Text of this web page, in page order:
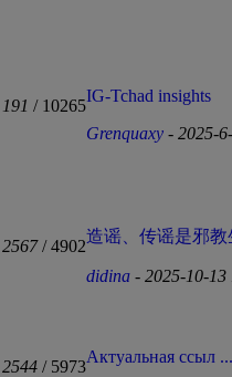
191 / 10265
IG-Tchad insights
Grenquaxy - 2025-
2567/ 4902
造谣、传谣是邪
didina - 2025-10-
2544 / 5973
Актуальная ссыл ...